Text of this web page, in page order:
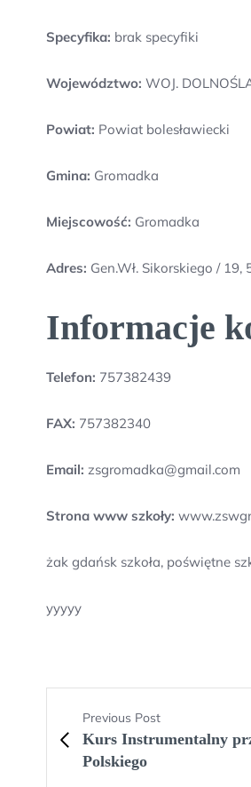
Specyfika: brak specyfiki
Województwo: WOJ.
Powiat: Powiat bolesławiecki
Gmina: Gromadka
Miejscowość: Gromadka
Adres: Gen.Wł. Sikorskiego / 19,
Informacje
Telefon: 757382439
FAX: 757382340
Email: zsgromadka@gmail.com
Strona www szkoły:
żak gdańsk szkoła, poświętne
yyyyy
Previous Post
Kurs Instrumentalny
Polskiego